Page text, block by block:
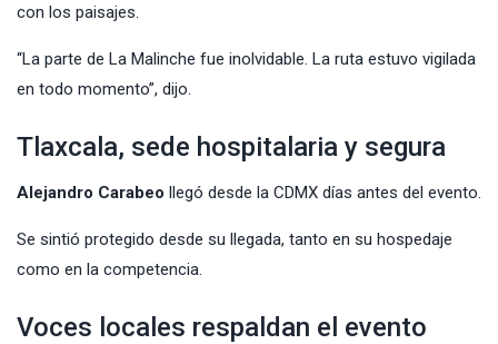
con los paisajes.
“La parte de La Malinche fue inolvidable. La ruta estuvo vigilada
en todo momento”, dijo.
Tlaxcala, sede hospitalaria y segura
Alejandro Carabeo llegó desde la CDMX días antes del evento.
Se sintió protegido desde su llegada, tanto en su hospedaje
como en la competencia.
Voces locales respaldan el evento